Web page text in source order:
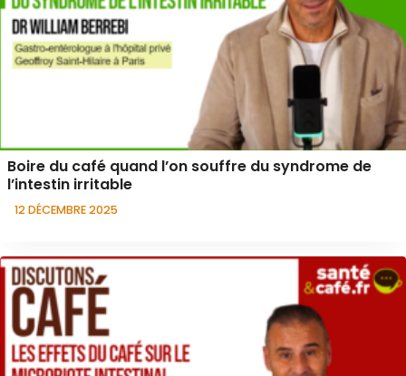
Boire du café quand l’on souffre du syndrome de
l’intestin irritable
12 DÉCEMBRE 2025